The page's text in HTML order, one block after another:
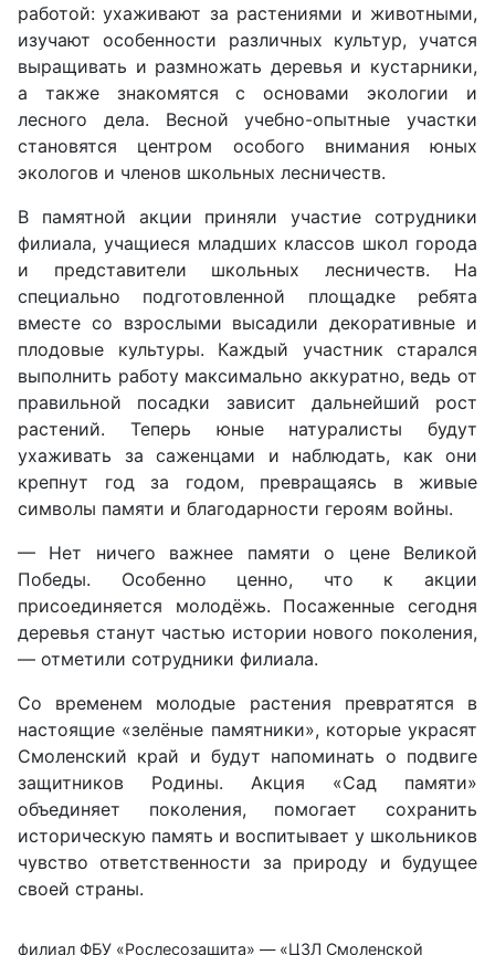
работой: ухаживают за растениями и животными,
изучают особенности различных культур, учатся
выращивать и размножать деревья и кустарники,
а также знакомятся с основами экологии и
лесного дела. Весной учебно-опытные участки
становятся центром особого внимания юных
экологов и членов школьных лесничеств.
В памятной акции приняли участие сотрудники
филиала, учащиеся младших классов школ города
и представители школьных лесничеств. На
специально подготовленной площадке ребята
вместе со взрослыми высадили декоративные и
плодовые культуры. Каждый участник старался
выполнить работу максимально аккуратно, ведь от
правильной посадки зависит дальнейший рост
растений. Теперь юные натуралисты будут
ухаживать за саженцами и наблюдать, как они
крепнут год за годом, превращаясь в живые
символы памяти и благодарности героям войны.
— Нет ничего важнее памяти о цене Великой
Победы. Особенно ценно, что к акции
присоединяется молодёжь. Посаженные сегодня
деревья станут частью истории нового поколения,
— отметили сотрудники филиала.
Со временем молодые растения превратятся в
настоящие «зелёные памятники», которые украсят
Смоленский край и будут напоминать о подвиге
защитников Родины. Акция «Сад памяти»
объединяет поколения, помогает сохранить
историческую память и воспитывает у школьников
чувство ответственности за природу и будущее
своей страны.
филиал ФБУ «Рослесозащита» — «ЦЗЛ Смоленской